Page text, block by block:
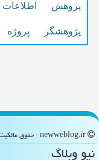
پژوهش اطلاعات
پژوهشگر پروژه
نیو وبلاگ